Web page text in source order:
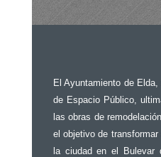
El Ayuntamiento de
de Espacio Público,
las obras de
el objetivo de
la ciudad en el Bulevar